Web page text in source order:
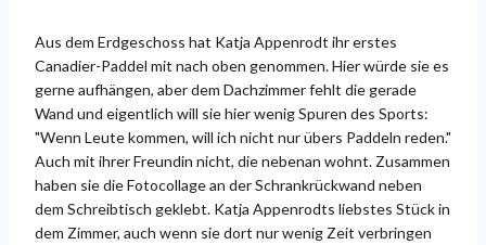
Aus dem Erdgeschoss hat Katja Appenrodt ihr erstes
Canadier-Paddel mit nach oben genommen. Hier würde sie es
gerne aufhängen, aber dem Dachzimmer fehlt die gerade
Wand und eigentlich will sie hier wenig Spuren des Sports:
"Wenn Leute kommen, will ich nicht nur übers Paddeln reden."
Auch mit ihrer Freundin nicht, die nebenan wohnt. Zusammen
haben sie die Fotocollage an der Schrankrückwand neben
dem Schreibtisch geklebt. Katja Appenrodts liebstes Stück in
dem Zimmer, auch wenn sie dort nur wenig Zeit verbringen